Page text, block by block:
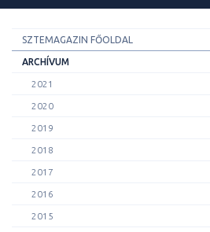
SZTEMAGAZIN FŐOLDAL
ARCHÍVUM
2021
2020
2019
2018
2017
2016
2015